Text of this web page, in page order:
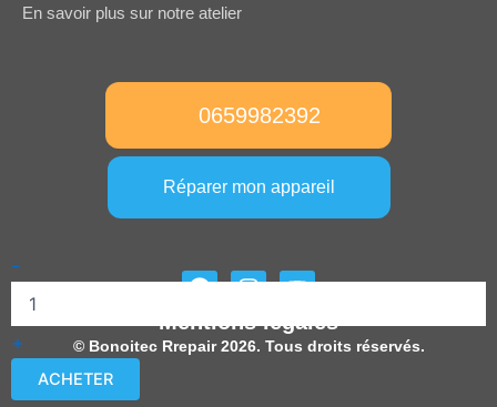
-
de
Caméra
Arrière
iPhone
+
ACHETER
En savoir plus sur notre atelier
0659982392
Réparer mon appareil
F
c
e
I
s
t
Y
u
t
Mentions légales
© Bonoitec Rrepair 2026. Tous droits réservés.